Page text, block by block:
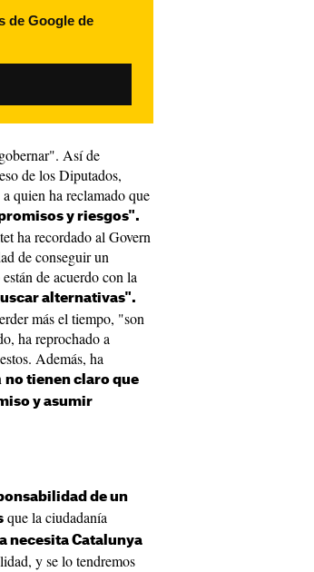
de Google de
Así de
de los Diputados,
quien ha reclamado que
y riesgos".
ha recordado al Govern
de conseguir un
de acuerdo con la
alternativas".
más el tiempo, "son
ha reprochado a
Además, ha
no tienen claro que
y asumir
de un
que la ciudadanía
necesita Catalunya
y se lo tendremos